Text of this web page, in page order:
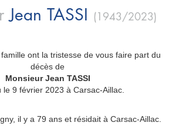
Jean TASSI (1943/2023)
ont la tristesse de vous faire part du
décès de
Monsieur Jean TASSI
le 9 février 2023 à Carsac-Aillac.
il y a 79 ans et résidait à Carsac-Aillac.